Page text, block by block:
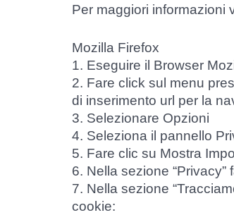
Per maggiori informazioni
Mozilla Firefox
1. Eseguire il Browser
2. Fare click sul menu
di inserimento url per la
3. Selezionare Opzioni
4. Seleziona il pannello
5. Fare clic su Mostra
6. Nella sezione
7. Nella sezione
cookie: